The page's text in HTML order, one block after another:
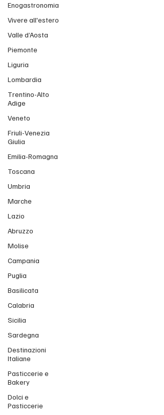
Enogastronomia
Vivere all'estero
Valle d’Aosta
Piemonte
Liguria
Lombardia
Trentino-Alto
Adige
Veneto
Friuli-Venezia
Giulia
Emilia-Romagna
Toscana
Umbria
Marche
Lazio
Abruzzo
Molise
Campania
Puglia
Basilicata
Calabria
Sicilia
Sardegna
Destinazioni
Italiane
Pasticcerie e
Bakery
Dolci e
Pasticcerie